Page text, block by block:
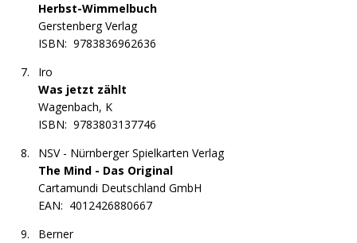
Herbst-Wimmelbuch
Gerstenberg Verlag
ISBN: 9783836962636
Iro
Was jetzt zählt
Wagenbach, K
ISBN: 9783803137746
NSV - Nürnberger Spielkarten Verlag
The Mind - Das Original
Cartamundi Deutschland GmbH
EAN: 4012426880667
Berner